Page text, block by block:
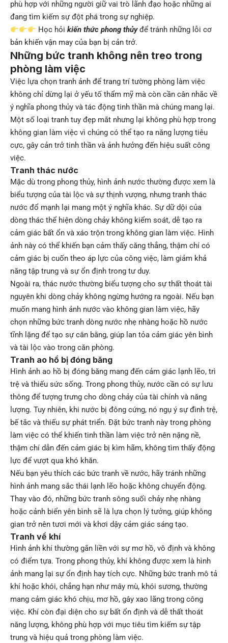
phù hợp với những người giữ vai trò lãnh đạo hoặc những ai
đang tìm kiếm sự đột phá trong sự nghiệp.
Học hỏikiến thức phong thủyđể tránh những lỗi cơ
bản khiến vận may của bạn bị cản trở.
Những bức tranh không nên treo trong
phòng làm việc
Việc lựa chọn tranh ảnh để trang trí tường phòng làm việc
không chỉ dừng lại ở yếu tố thẩm mỹ mà còn cần cân nhắc về
ý nghĩa phong thủy và tác động tinh thần mà chúng mang lại.
Một số loại tranh tuy đẹp mắt nhưng lại không phù hợp trong
không gian làm việc vì chúng có thể tạo ra năng lượng tiêu
cực, gây cản trở tinh thần và ảnh hưởng đến hiệu suất công
việc.
Tranh thác nước
Mặc dù trong phong thủy, hình ảnh nước thường được xem là
biểu tượng của tài lộc và sự thịnh vượng, nhưng tranh thác
nước đổ mạnh lại mang một ý nghĩa khác. Sự dữ dội của
dòng thác thể hiện dòng chảy không kiểm soát, dễ tạo ra
cảm giác bất ổn và xáo trộn trong không gian làm việc. Hình
ảnh này có thể khiến bạn cảm thấy căng thẳng, thậm chí có
cảm giác bị cuốn theo áp lực của công việc, làm giảm khả
năng tập trung và sự ổn định trong tư duy.
Ngoài ra, thác nước thường biểu tượng cho sự thất thoát tài
nguyên khi dòng chảy không ngừng hướng ra ngoài. Nếu bạn
muốn mang hình ảnh nước vào không gian làm việc, hãy
chọn những bức tranh dòng nước nhẹ nhàng hoặc hồ nước
tĩnh lặng để tạo sự cân bằng, giúp lan tỏa cảm giác yên bình
và tài lộc vào trong căn phòng.
Tranh ao hồ bị đóng băng
Hình ảnh ao hồ bị đóng băng mang đến cảm giác lạnh lẽo, trì
trệ và thiếu sức sống. Trong phong thủy, nước cần có sự lưu
thông để tượng trưng cho dòng chảy của tài chính và năng
lượng. Tuy nhiên, khi nước bị đông cứng, nó ngụ ý sự đình trệ,
bế tắc và thiếu sự phát triển. Đặt bức tranh này trong phòng
làm việc có thể khiến tinh thần làm việc trở nên nặng nề,
thậm chí dẫn đến cảm giác bị kìm hãm, không tìm thấy động
lực để vượt qua khó khăn.
Nếu bạn yêu thích các bức tranh về nước, hãy tránh những
hình ảnh mang sắc thái lạnh lẽo hoặc không chuyển động.
Thay vào đó, những bức tranh sông suối chảy nhẹ nhàng
hoặc cảnh biển yên bình sẽ là lựa chọn lý tưởng, giúp không
gian trở nên tươi mới và khơi dậy cảm giác sáng tạo.
Tranh về khí
Hình ảnh khí thường gắn liền với sự mơ hồ, vô định và không
có điểm tựa. Trong phong thủy, khí không được xem là hình
ảnh mang lại sự ổn định hay tích cực. Những bức tranh mô tả
khí hoặc khói, chẳng hạn như mây mù, khói sương, thường
mang cảm giác khó chịu, mơ hồ, gây xao lãng trong công
việc. Khí còn đại diện cho sự bất ổn định và dễ thất thoát
năng lượng, không phù hợp với mục tiêu tìm kiếm sự tập
trung và hiệu quả trong phòng làm việc.